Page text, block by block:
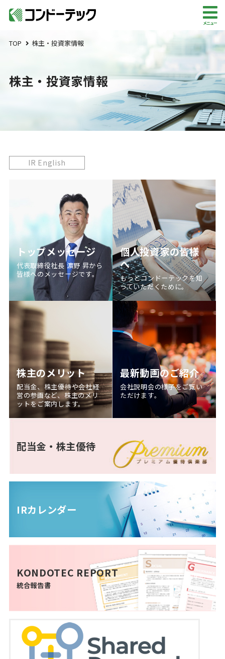
メニュー
TOP 株主・投資家情報
株主・投資家情報
IR English
トップメッセージ
代表取締役社長 濵野 昇から
皆様へのメッセージです。
個人投資家の皆様
へ
もっとコンドーテックを知
っていただくために。
株主のメリット
配当金、株主優待や会社経
営の参画など、株主のメリ
ットをご案内します。
最新動画のご紹介
会社説明会の様子をご覧い
ただけます。
配当金・株主優待
IRカレンダー
KONDOTEC REPORT
統合報告書